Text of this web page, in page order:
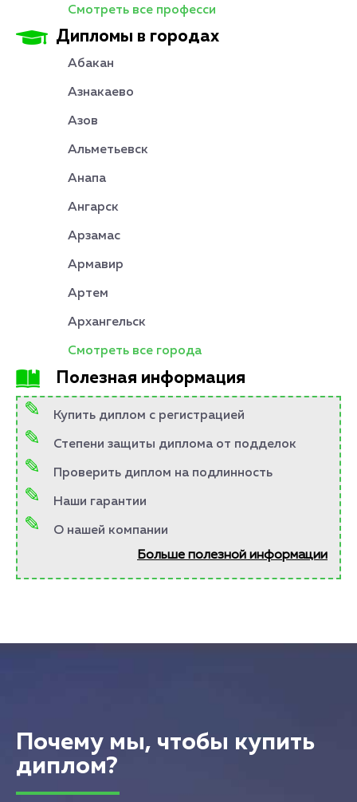
Смотреть все професси
Дипломы в городах
Абакан
Азнакаево
Азов
Альметьевск
Анапа
Ангарск
Арзамас
Армавир
Артем
Архангельск
Смотреть все города
Полезная информация
Купить диплом с регистрацией
Степени защиты диплома от подделок
Проверить диплом на подлинность
Наши гарантии
О нашей компании
Больше полезной информации
Почему мы, чтобы купить
диплом?